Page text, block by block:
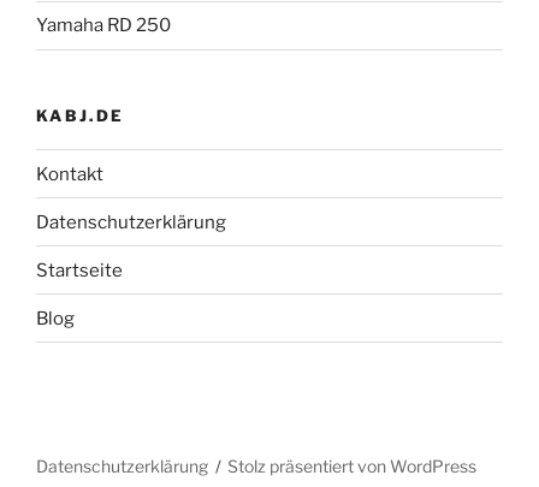
Yamaha RD 250
KABJ.DE
Kontakt
Datenschutzerklärung
Startseite
Blog
Datenschutzerklärung Stolz präsentiert von WordPress